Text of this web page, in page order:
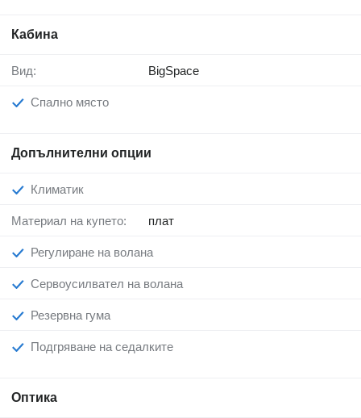
Кабина
Вид: BigSpace
Спално място
Допълнителни опции
Климатик
Материал на купето: плат
Регулиране на волана
Сервоусилвател на волана
Резервна гума
Подгряване на седалките
Оптика